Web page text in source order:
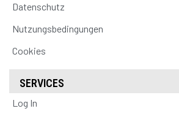
Datenschutz
Nutzungsbedingungen
Cookies
SERVICES
Log In